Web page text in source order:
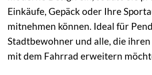
Einkäufe, Gepäck oder Ihre
mitnehmen können. Ideal für
Stadtbewohner und alle, die
mit dem Fahrrad erweitern